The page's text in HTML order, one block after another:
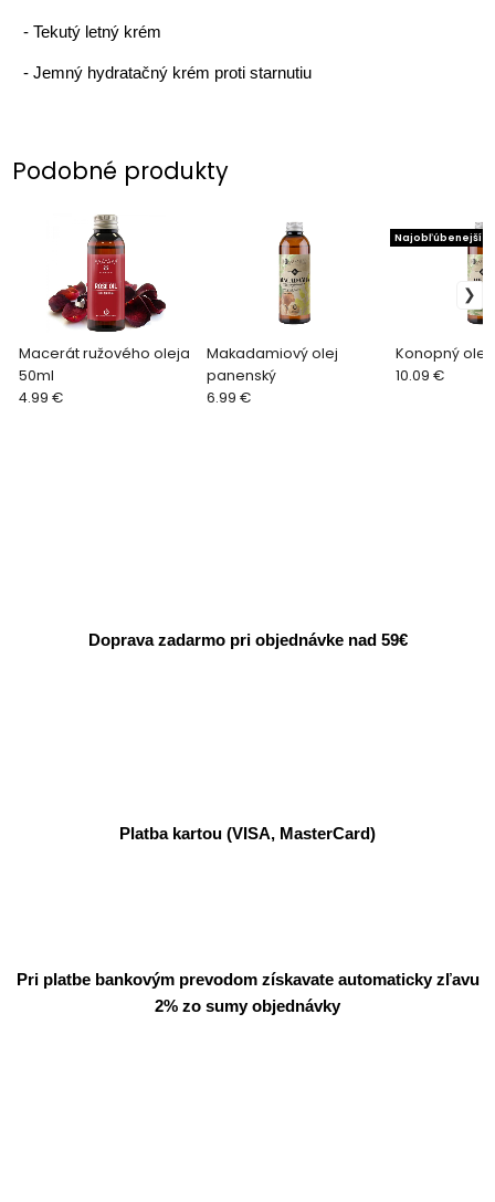
-Tekutý letný krém
-Jemný hydratačný krém proti starnutiu
Podobné produkty
Macerát ružového oleja
50ml
4.99 €
Makadamiový olej
panenský
6.99 €
Konopný olej
Najobľúbenejší
10.09 €
Doprava zadarmo pri objednávke nad 59€
Platba kartou (VISA, MasterCard)
Pri platbe bankovým prevodom získavate automaticky zľavu
2% zo sumy objednávky